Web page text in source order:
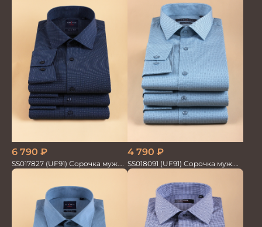
6 790 ₽
SS017827 (UF91) Сорочка муж.
дл. рук. GROSTYLE TRENDY
4 790 ₽
SS018091 (UF91) Сорочка муж.
GROSTYLE PRIME